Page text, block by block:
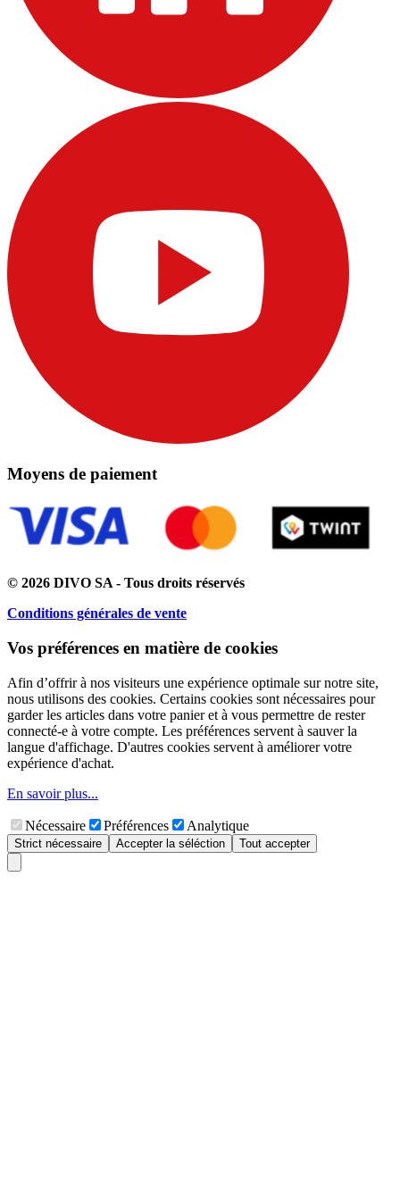
Moyens de paiement
© 2026 DIVO SA - Tous droits réservés
Conditions générales de vente
Vos préférences en matière de cookies
Afin d’offrir à nos visiteurs une expérience optimale sur notre site,
nous utilisons des cookies. Certains cookies sont nécessaires pour
garder les articles dans votre panier et à vous permettre de rester
connecté-e à votre compte. Les préférences servent à sauver la
langue d'affichage. D'autres cookies servent à améliorer votre
expérience d'achat.
En savoir plus...
Nécessaire Préférences Analytique
Strict nécessaire Accepter la séléction Tout accepter